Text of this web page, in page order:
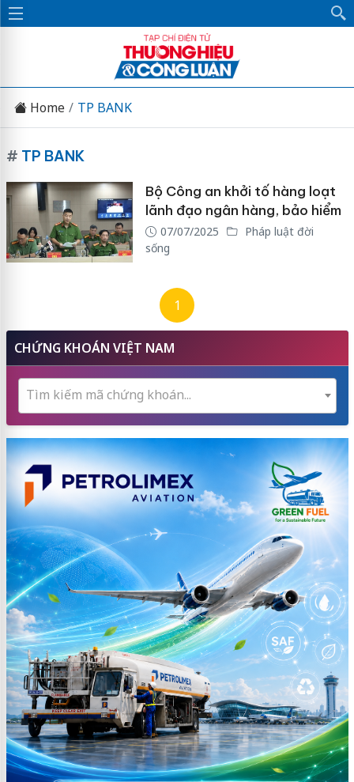
Home TP BANK
# TP BANK
Bộ Công an khởi tố hàng loạt
lãnh đạo ngân hàng, bảo hiểm
07/07/2025
Pháp luật đời
sống
1
CHỨNG KHOÁN VIỆT NAM
Tìm kiếm mã chứng khoán...